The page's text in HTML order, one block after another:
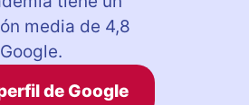
media de 4,8
de Google